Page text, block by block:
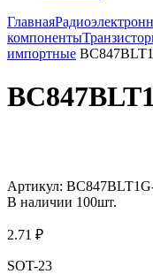
Главная
компоненты
импортные
Артикул:
В наличии 100шт.
2.71 ₽
SOT-23